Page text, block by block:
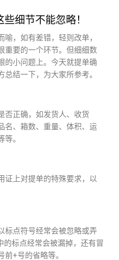
细节不能忽略！
，如有差错，轻则改单，
重要的一个环节。但细细数
的小问题上。今天就提单确
结一下，为大家所参考。
否正确，如发货人、收货
名、箱数、重量、体积、运
。
证上对提单的特殊要求，以
标点符号经常会被忽略或弄
的标点经常会被漏掉，还有冒
+号的省略等。